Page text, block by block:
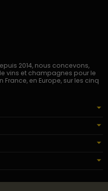
2014, nous concevons,
vins et champagnes pour le
en Europe, sur les cinq